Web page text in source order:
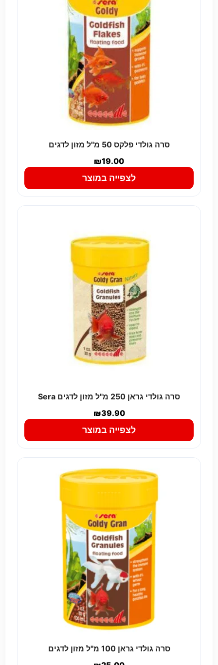
סרה גולדי פלקס 50 מ"ל מזון לדגים
₪19.00
לצפייה במוצר
סרה גולדי גראן 250 מ"ל מזון לדגים Sera
₪39.90
לצפייה במוצר
סרה גולדי גראן 100 מ"ל מזון לדגים